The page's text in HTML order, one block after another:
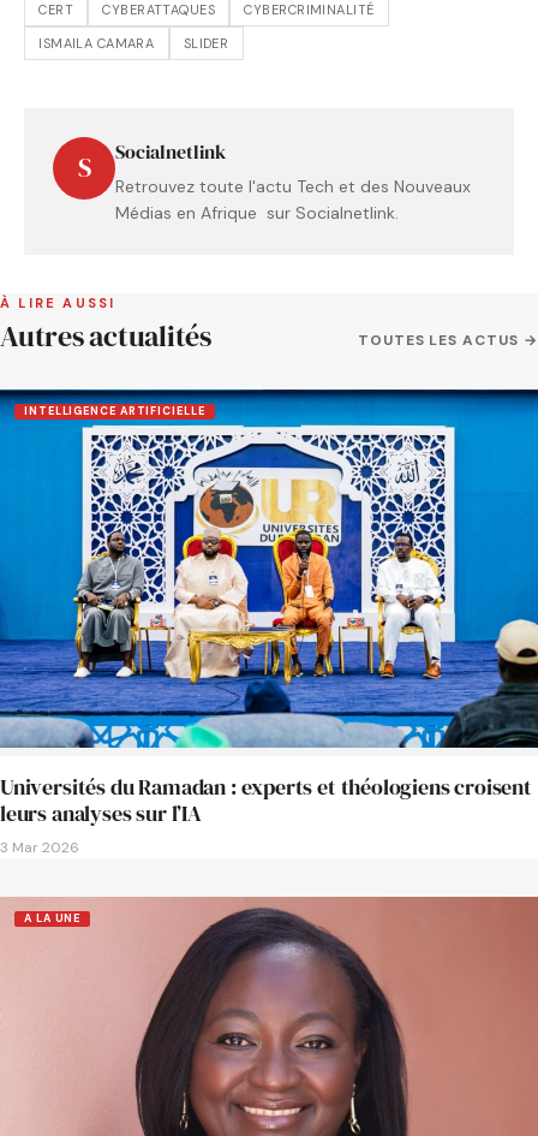
CERT CYBERATTAQUES
CYBERCRIMINALITÉ
ISMAILA CAMARA
SLIDER
S Socialnetlink
Retrouvez toute l'actu Tech et des Nouveaux
Médias en Afrique sur Socialnetlink.
À LIRE AUSSI
Autres actualités TOUTES LES ACTUS →
INTELLIGENCE ARTIFICIELLE
Universités du Ramadan : experts et théologiens croisent
leurs analyses sur l’IA
3 Mar 2026
A LA UNE